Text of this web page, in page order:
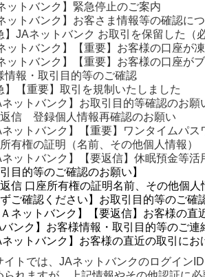
ットバンク】緊急停止のご案内
ットバンク】お客さま情報等の確認に
】JAネットバンク お取引を保留した（
ットバンク】【重要】お客様の口座が
ットバンク】【重要】お客様の口座が
情報・取引目的等のご確認
】【重要】取引を規制いたしました
ネットバンク】お取引目的等確認のお願
信 登録個人情報再確認のお願い
ネットバンク】【重要】ワンタイムパ
有権の証明（名前、その他個人情報）
ネットバンク】【要返信】休眠預金等活
目的等のご確認のお願い】
信 口座所有権の証明名前、その他個人
ご確認ください】お取引目的等のご確
ネットバンク】【要返信】お客様の直
バンク】お客様情報・取引目的等のご連
ネットバンク】お客様の直近の取引にお
トでは、JAネットバンクのログイン